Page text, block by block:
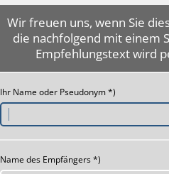
Wir freuen uns, wenn Sie
die nachfolgend mit einem
Empfehlungstext wird
Ihr Name oder Pseudonym *)
Name des Empfängers *)